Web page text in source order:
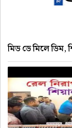
মিড ডে মিলে ডিম,